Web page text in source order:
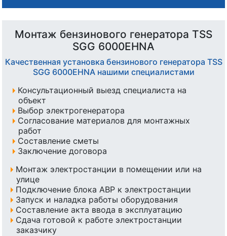
Монтаж бензинового генератора TSS
SGG 6000EHNA
Качественная установка бензинового генератора TSS
SGG 6000EHNA нашими специалистами
Консультационный выезд специалиста на
объект
Выбор электрогенератора
Согласование материалов для монтажных
работ
Составление сметы
Заключение договора
Монтаж электростанции в помещении или на
улице
Подключение блока АВР к электростанции
Запуск и наладка работы оборудования
Составление акта ввода в эксплуатацию
Сдача готовой к работе электростанции
заказчику